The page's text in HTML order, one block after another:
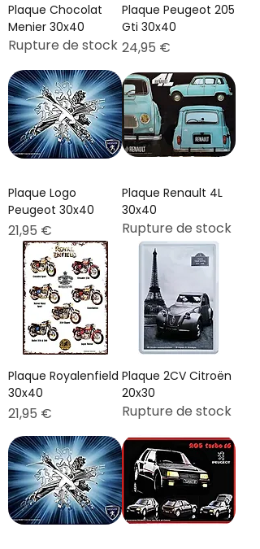
Plaque Chocolat
Menier 30x40
Rupture de stock
Plaque Peugeot 205
Gti 30x40
Prix
24,95 €
Plaque Logo
Peugeot 30x40
Prix
21,95 €
Plaque Renault 4L
30x40
Rupture de stock
Plaque Royalenfield
30x40
Prix
21,95 €
Plaque 2CV Citroën
20x30
Rupture de stock